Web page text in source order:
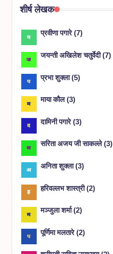
शीर्ष लेखक
प्रवीणा पगारे(7)
जयन्ती अखिलेश चतुर्वेदी(7)
प्रभा शुक्ला(5)
माया कौल(3)
दामिनी पगारे(3)
सरिता अजय जी साकल्ले(3)
अनिता शुक्ला(3)
हरिवल्लभ शास्त्री(2)
मञ्जुला शर्मा(2)
पूर्णिमा मलतारे(2)